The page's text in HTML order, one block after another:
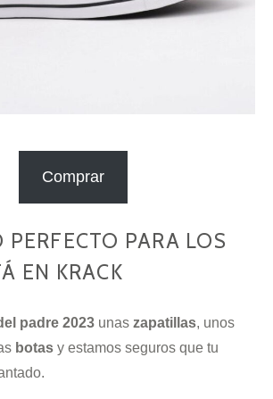
Comprar
PERFECTO PARA LOS
EN KRACK
padre 2023 unas zapatillas, unos
botas y estamos seguros que tu